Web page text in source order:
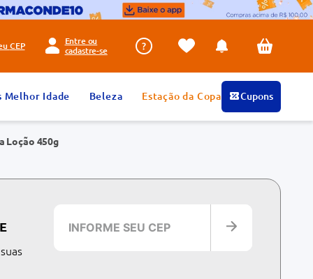
CEP
Entre ou
cadastre-se
Melhor Idade Beleza Estação da Copa Cupons
Loção 450g